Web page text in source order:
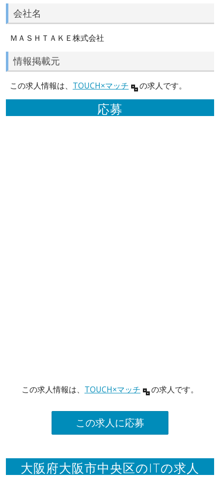
会社名
ＭＡＳＨＴＡＫＥ株式会社
情報掲載元
この求人情報は、 TOUCH×マッチ の求人です。
応募
この求人情報は、 TOUCH×マッチ の求人です。
この求人に応募
大阪府大阪市中央区のITの求人